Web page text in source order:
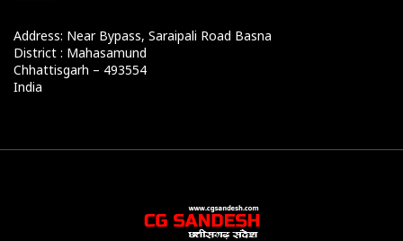
Address: Near Bypass, Saraipali Road Basna
District : Mahasamund
Chhattisgarh – 493554
India